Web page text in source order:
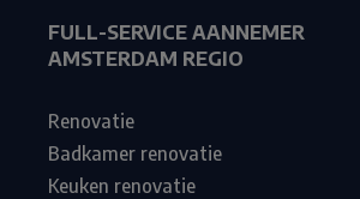
FULL-SERVICE AANNEMER
AMSTERDAM REGIO
Renovatie
Badkamer renovatie
Keuken renovatie